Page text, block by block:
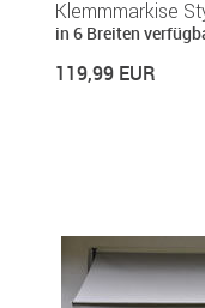
Klemmmarkise
in 6 Breiten
119,99 EUR